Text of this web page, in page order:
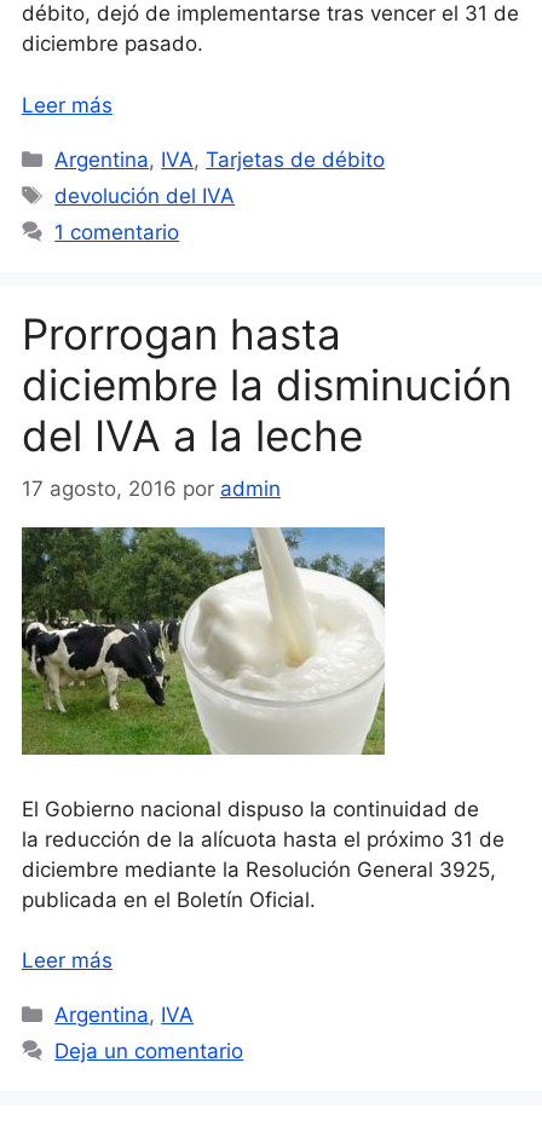
débito, dejó de implementarse tras vencer el 31 de
diciembre pasado.
Leer más
Categorías
Argentina, IVA,Tarjetas de débito
Etiquetas
devolución del IVA
1 comentario
Prorrogan hasta
diciembre la disminución
del IVA a la leche
17 agosto, 2016 por admin
El Gobierno nacional dispuso la continuidad de
la reducción de la alícuota hasta el próximo 31 de
diciembre mediante la Resolución General 3925,
publicada en el Boletín Oficial.
Leer más
Categorías
Argentina, IVA
Deja un comentario